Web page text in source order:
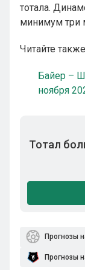
тотала.
минимум три
Читайте
Байер –
ноября
Тотал
Прогнозы
Прогнозы